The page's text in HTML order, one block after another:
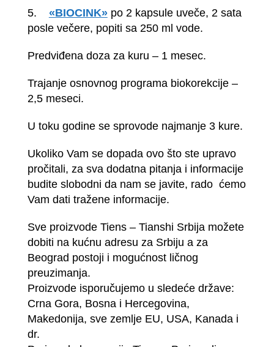
5. «BIOCINK»po 2 kapsule uveče, 2 sata
posle večere, popiti sa 250 ml vode.
Predviđena doza za kuru – 1 mesec.
Trajanje osnovnog programa biokorekcije –
2,5 meseci.
U toku godine se sprovode najmanje 3 kure.
Ukoliko Vam se dopada ovo što ste upravo
pročitali, za sva dodatna pitanja i informacije
budite slobodni da nam se javite, rado ćemo
Vam dati tražene informacije.
Sve proizvode Tiens – Tianshi Srbija možete
dobiti na kućnu adresu za Srbiju a za
Beograd postoji i mogućnost ličnog
preuzimanja.
Proizvode isporučujemo u sledeće države:
Crna Gora, Bosna i Hercegovina,
Makedonija, sve zemlje EU, USA, Kanada i
dr.